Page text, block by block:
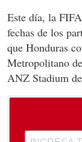
Este día, la
fechas de los
que Honduras
Metropolitano
ANZ Stadium